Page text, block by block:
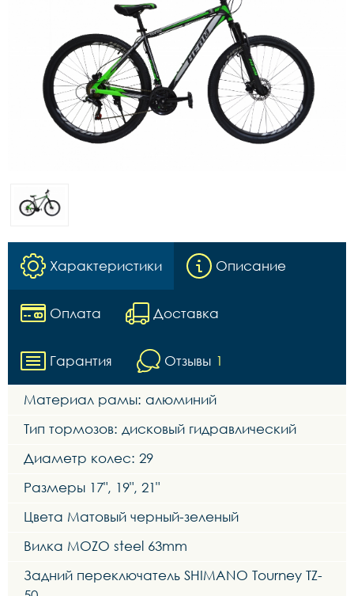
Характеристики Описание
Оплата Доставка
Гарантия Отзывы 1
Материал рамы: алюминий
Тип тормозов: дисковый гидравлический
Диаметр колес: 29
Размеры 17", 19", 21"
Цвета Матовый черный-зеленый
Вилка MOZO steel 63mm
Задний переключатель SHIMANO Tourney TZ-